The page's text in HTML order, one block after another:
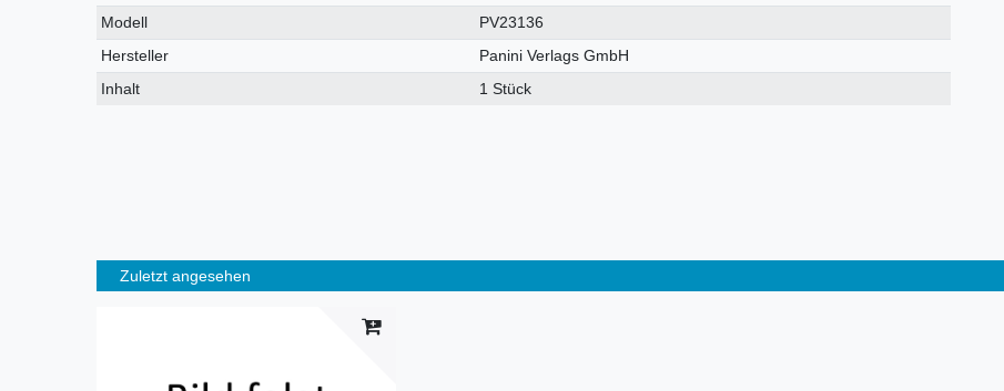
Modell
PV23136
Hersteller
Panini Verlags GmbH
Inhalt
1 Stück
Zuletzt angesehen